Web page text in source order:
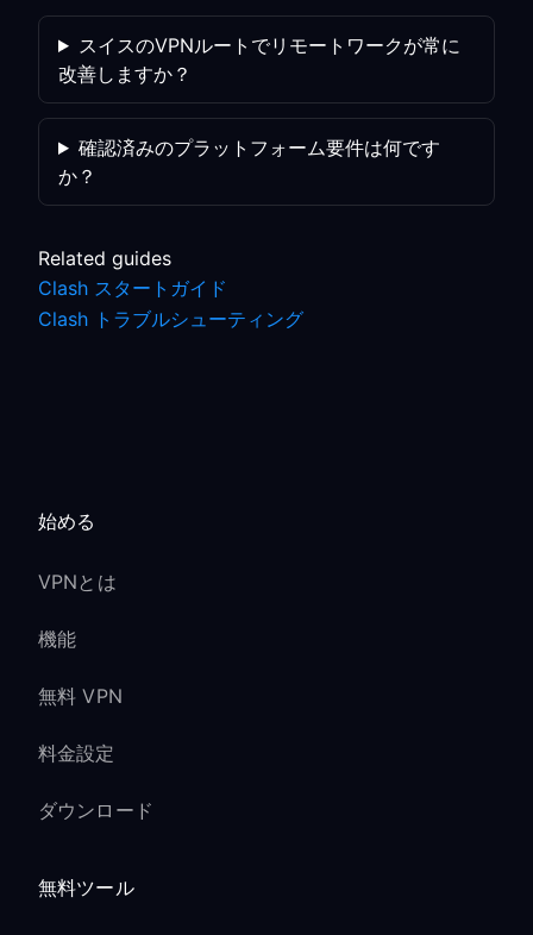
スイスのVPNルートでリモートワークが常に
改善しますか？
確認済みのプラットフォーム要件は何です
か？
Related guides
Clash スタートガイド
Clash トラブルシューティング
始める
VPNとは
機能
無料 VPN
料金設定
ダウンロード
無料ツール